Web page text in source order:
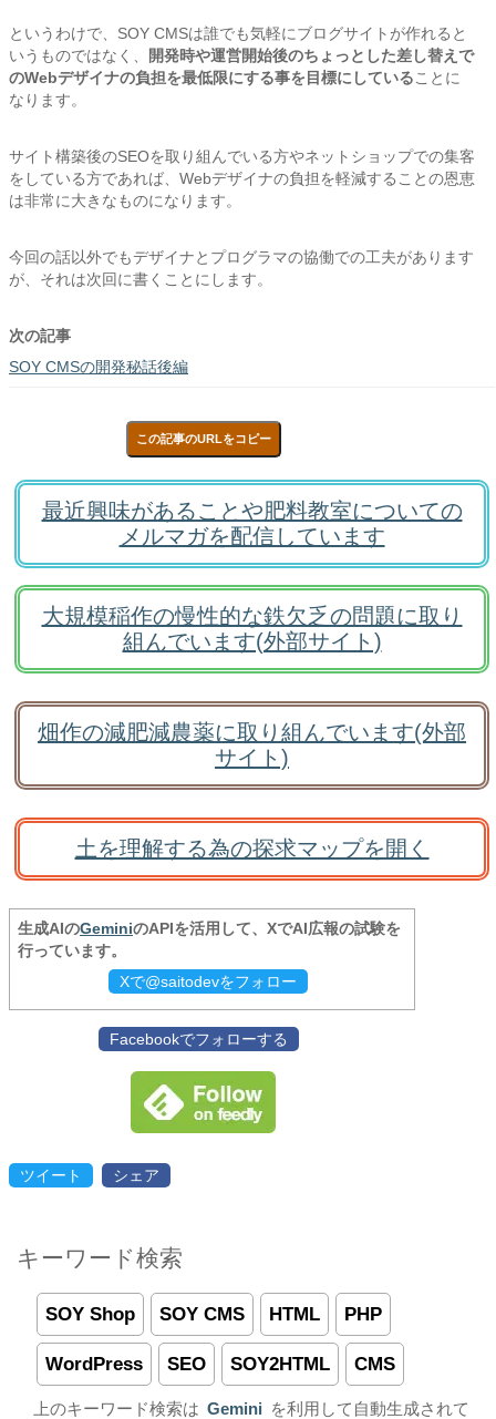
というわけで、SOY CMSは誰でも気軽にブログサイトが作れると
いうものではなく、
開発時や運営開始後のちょっとした差し替えで
のWebデザイナの負担を最低限にする事を目標にしていることに
なります。
サイト構築後のSEOを取り組んでいる方やネットショップでの集客
をしている方であれば、Webデザイナの負担を軽減することの恩恵
は非常に大きなものになります。
今回の話以外でもデザイナとプログラマの協働での工夫があります
が、それは次回に書くことにします。
次の記事
SOY CMSの開発秘話後編
この記事のURLをコピー
最近興味があることや肥料教室についての
メルマガを配信しています
大規模稲作の慢性的な鉄欠乏の問題に取り
組んでいます(外部サイト)
畑作の減肥減農薬に取り組んでいます(外部
サイト)
土を理解する為の探求マップを開く
生成AIのGeminiのAPIを活用して、XでAI広報の試験を
行っています。
Xで@saitodevをフォロー
Facebookでフォローする
ツイート シェア
キーワード検索
SOY Shop SOY CMS HTML PHP
WordPress SEO SOY2HTML CMS
上のキーワード検索は Gemini
を利用して自動生成されて